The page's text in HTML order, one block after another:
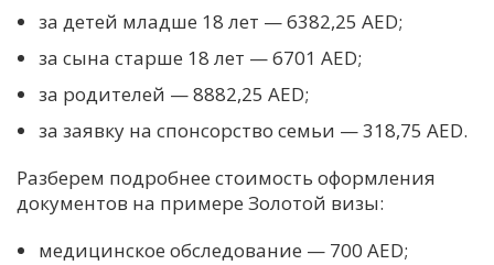
за детей младше 18 лет — 6382,25 AED;
за сына старше 18 лет — 6701 AED;
за родителей — 8882,25 AED;
за заявку на спонсорство семьи — 318,75 AED.
Разберем подробнее стоимость оформления
документов на примере Золотой визы:
медицинское обследование — 700 AED;